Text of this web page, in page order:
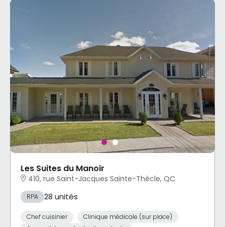
Les Suites du Manoir
410, rue Saint-Jacques Sainte-Thècle, QC
RPA 28 unités
Chef cuisinier
Clinique médicale (sur place)